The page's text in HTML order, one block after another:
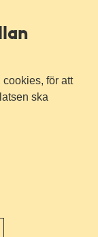
för att
ska